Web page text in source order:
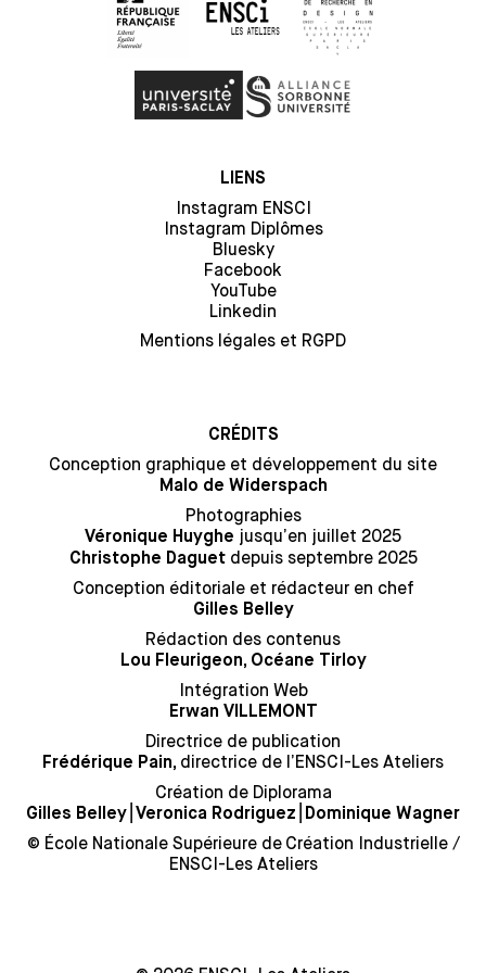
LIENS
Instagram ENSCI
Instagram Diplômes
Bluesky
Facebook
YouTube
Linkedin
Mentions légales et RGPD
CRÉDITS
Conception graphique et développement du site
Malo de Widerspach
Photographies
Véronique Huyghe jusqu’en juillet 2025
Christophe Daguetdepuis septembre 2025
Conception éditoriale et rédacteur en chef
Gilles Belley
Rédaction des contenus
Lou Fleurigeon, Océane Tirloy
Intégration Web
Erwan VILLEMONT
Directrice de publication
Frédérique Pain, directrice de l’ENSCI-Les Ateliers
Création de Diplorama
Gilles Belley Veronica Rodriguez Dominique Wagner
© École Nationale Supérieure de Création Industrielle /
ENSCI-Les Ateliers